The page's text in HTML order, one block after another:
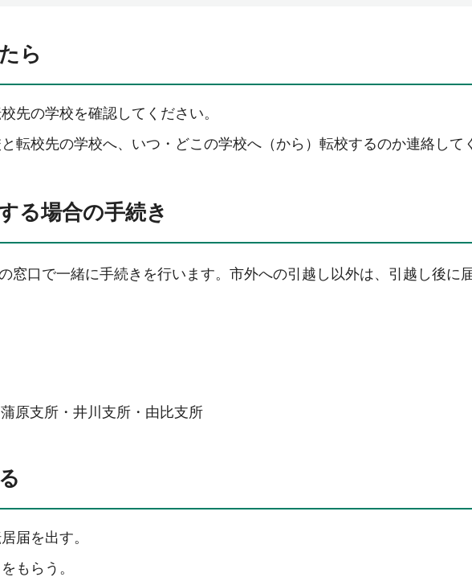
ら
先の学校を確認してください。
転校先の学校へ、いつ・どこの学校へ（から）転校するのか連絡して
る場合の手続き
窓口で一緒に手続きを行います。市外への引越し以外は、引越し後に
原支所・井川支所・由比支所
届を出す。
もらう。